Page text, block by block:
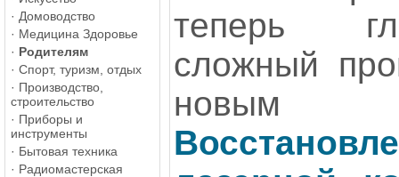
· Домоводство
· Медицина Здоровье
· Родителям
· Спорт, туризм, отдых
· Производство,
строительство
· Приборы и
инструменты
· Бытовая техника
· Радиомастерская
теперь
сложный
новым